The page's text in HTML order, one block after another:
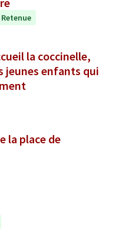
Retenue
la coccinelle,
jeunes enfants qui
la place de